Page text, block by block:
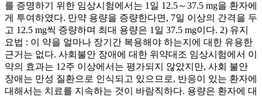
를 증명하기 위한 임상시험에서는 1일 12.5～37.5 mg을 환자에
게 투여하였다. 만약 용량을 증량한다면, 7일 이상의 간격을 두
고 12.5 mg씩 증량하며 최대 용량은 1일 37.5 mg이다. 2) 유지
요법 : 이 약을 얼마나 장기간 복용해야 하는지에 대한 유용한
근거는 없다. 사회불안 장애에 대한 위약대조 임상시험에서 이
약의 효과는 12주 이상에서는 평가되지 않았지만, 사회 불안
장애는 만성 질환으로 인식되고 있으므로, 반응이 있는 환자에
대해서는 치료를 지속하는 것이 바람직하다. 용량은 환자에 대